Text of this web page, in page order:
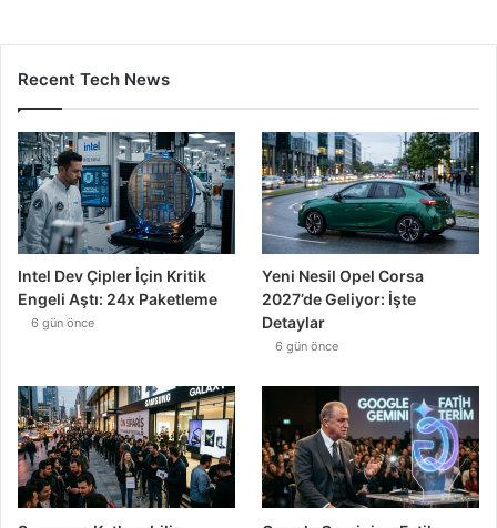
Recent Tech News
Intel Dev Çipler İçin Kritik
Engeli Aştı: 24x Paketleme
6 gün önce
Yeni Nesil Opel Corsa
2027’de Geliyor: İşte
Detaylar
6 gün önce